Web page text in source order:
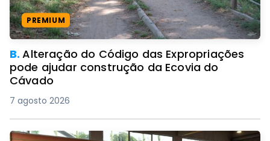
PREMIUM
B.Alteração do Código das Expropriações
pode ajudar construção da Ecovia do
Cávado
7 agosto 2026